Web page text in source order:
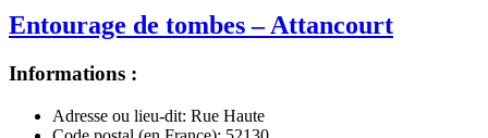
Entourage de tombes – Attancourt
Informations :
Adresse ou lieu-dit: Rue Haute